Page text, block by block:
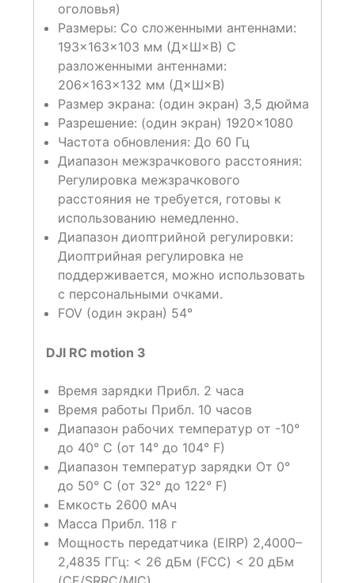
оголовья)
Размеры: Со сложенными антеннами:
193×163×103 мм (Д×Ш×В) С
разложенными антеннами:
206×163×132 мм (Д×Ш×В)
Размер экрана: (один экран) 3,5 дюйма
Разрешение: (один экран) 1920×1080
Частота обновления: До 60 Гц
Диапазон межзрачкового расстояния:
Регулировка межзрачкового
расстояния не требуется, готовы к
использованию немедленно.
Диапазон диоптрийной регулировки:
Диоптрийная регулировка не
поддерживается, можно использовать
с персональными очками.
FOV (один экран) 54°
DJI RC motion 3
Время зарядки Прибл. 2 часа
Время работы ‌‌Прибл. 10 часов
Диапазон рабочих температур от -10°
до 40° C (от 14° до 104° F)
Диапазон температур зарядки От 0°
до 50° C (от 32° до 122° F)
Емкость 2600 мАч
Масса Прибл. 118 г
Мощность передатчика (EIRP) 2,4000–
2,4835 ГГц: < 26 дБм (FCC) < 20 дБм